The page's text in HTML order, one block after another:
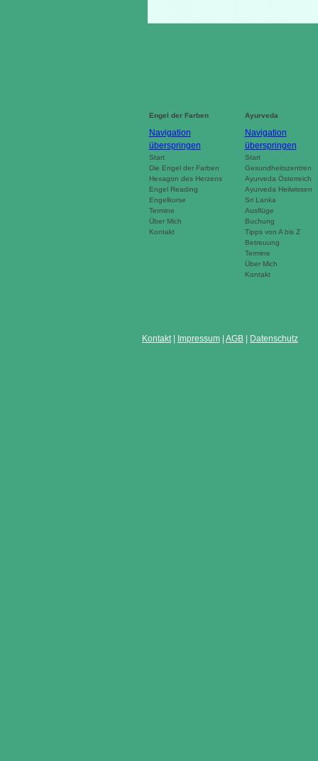
Engel der Farben
Navigation
überspringen
Start
Die Engel der Farben
Hexagon des Herzens
Engel Reading
Engelkurse
Termine
Über Mich
Kontakt
Ayurveda
Navigation
überspringen
Start
Gesundheitszentren
Ayurveda Österreich
Ayurveda Heilwissen
Sri Lanka
Ausflüge
Buchung
Tipps von A bis Z
Betreuung
Termine
Über Mich
Kontakt
Kontakt| Impressum AGB Datenschutz